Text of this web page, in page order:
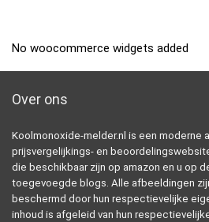
No woocommerce widgets added
Over ons
Koolmonoxide-melder.nl is een moderne
prijsvergelijkings- en
die beschikbaar zijn op amazon en u op
toegevoegde blogs. Alle afbeeldingen
beschermd door hun respectievelijke
inhoud is afgeleid van hun